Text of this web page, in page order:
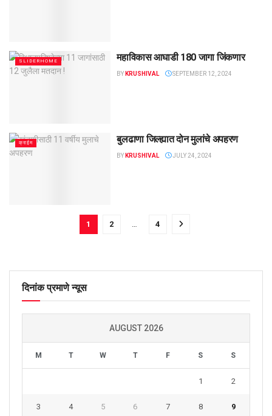
SLIDERHOME ­­­­­­­­महाविकास आघाडी 180 जागा जिंकणार
BY KRUSHIVAL SEPTEMBER 12, 2024
क्राईम बुलढाणा जिल्ह्यात दोन मुलांचे अपहरण
BY KRUSHIVAL JULY 24, 2024
1 2 … 4
दिनांक प्रमाणे न्यूस
AUGUST 2026
M T W T F S S
1 2
3 4 5 6 7 8 9